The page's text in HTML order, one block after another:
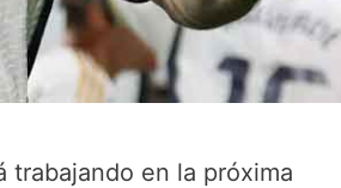
trabajando en la próxima